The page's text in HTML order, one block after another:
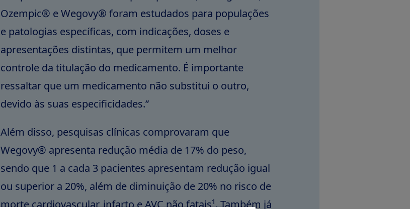
Ozempic® e Wegovy® foram estudados para populações
e patologias específicas, com indicações, doses e
apresentações distintas, que permitem um melhor
controle da titulação do medicamento. É importante
ressaltar que um medicamento não substitui o outro,
devido às suas especificidades.”
Além disso, pesquisas clínicas comprovaram que
Wegovy® apresenta redução média de 17% do peso,
sendo que 1 a cada 3 pacientes apresentam redução igual
ou superior a 20%, além de diminuição de 20% no risco de
morte cardiovascular, infarto e AVC não fatais¹. Também já